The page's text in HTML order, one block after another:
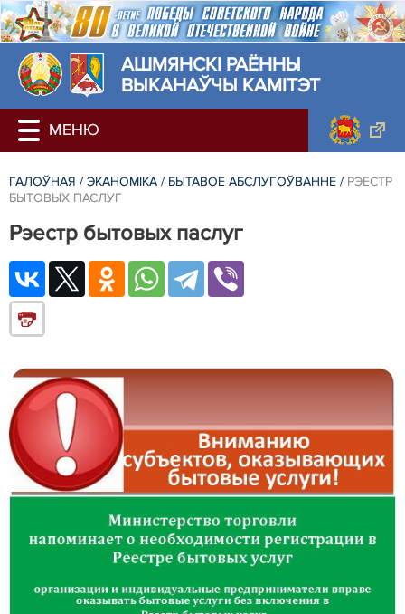
АШМЯНСКI РАЁННЫ
ВЫКАНАЎЧЫ КАМІТЭТ
ГАЛОЎНАЯ / ЭКАНОМІКА / БЫТАВОЕ АБСЛУГОЎВАННЕ / РЭЕСТР
БЫТОВЫХ ПАСЛУГ
Рэестр бытовых паслуг